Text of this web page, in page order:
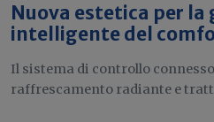
Nuova estetica per la
intelligente del
Il sistema di controllo
raffrescamento radiante e